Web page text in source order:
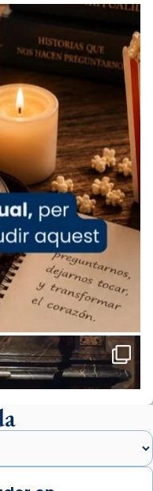
Vatican
news/2026-
papa-viaje-
ens
Tortosa, ha
la missa de Les